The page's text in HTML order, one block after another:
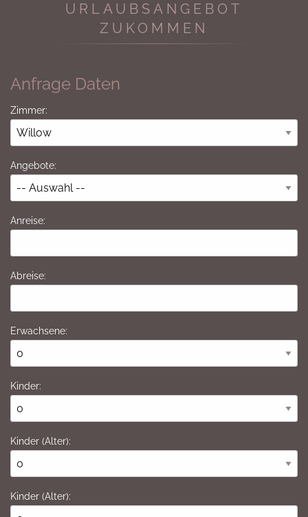
URLAUBSANGEBOT
ZUKOMMEN
Anfrage Daten
Zimmer:
Angebote:
Anreise:
Abreise:
Erwachsene:
Kinder:
Kinder (Alter):
Kinder (Alter):